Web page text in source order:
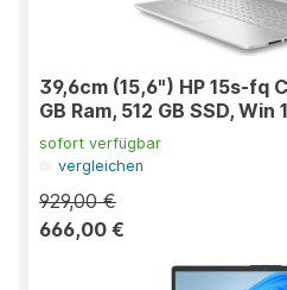
39,6cm (15,6") HP 15s-fq
GB Ram, 512 GB SSD, Win
sofort verfügbar
vergleichen
929,00 €
666,00 €